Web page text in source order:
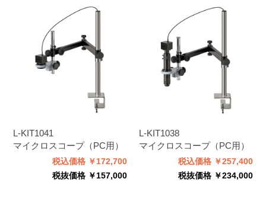
L-KIT1041
マイクロスコープ（PC用）
税込価格 ￥172,700
税抜価格 ￥157,000
L-KIT1038
マイクロスコープ（PC用）
税込価格 ￥257,400
税抜価格 ￥234,000